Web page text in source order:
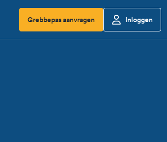
Grebbepas aanvragen Inloggen